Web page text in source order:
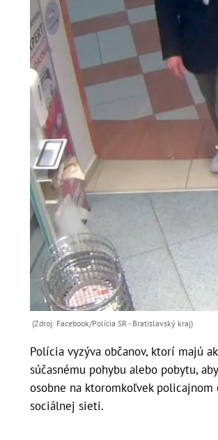
(Zdroj: Facebook/Polícia SR - Bratislavský kraj)
Polícia vyzýva občanov, ktorí majú
súčasnému pohybu alebo pobytu,
osobne na ktoromkoľvek
sociálnej sieti.